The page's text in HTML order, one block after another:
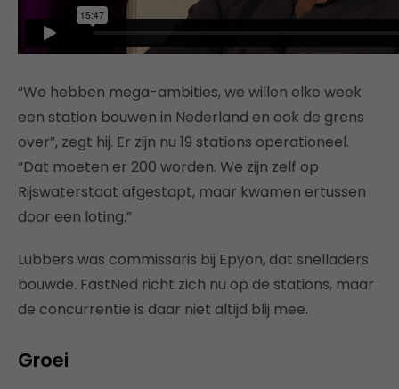
“We hebben mega-ambities, we willen elke week
een station bouwen in Nederland en ook de grens
over”, zegt hij. Er zijn nu 19 stations operationeel.
“Dat moeten er 200 worden. We zijn zelf op
Rijswaterstaat afgestapt, maar kwamen ertussen
door een loting.”
Lubbers was commissaris bij Epyon, dat snelladers
bouwde. FastNed richt zich nu op de stations, maar
de concurrentie is daar niet altijd blij mee.
Groei